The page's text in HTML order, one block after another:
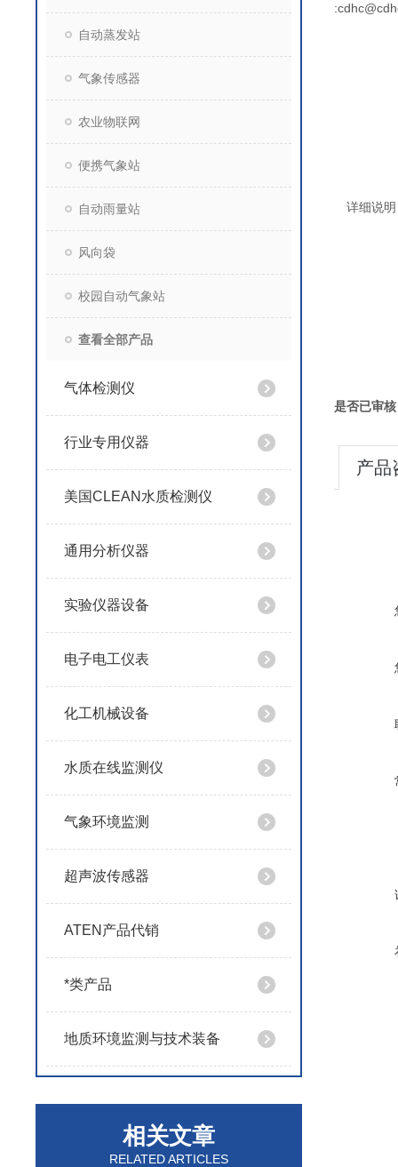
自动蒸发站
气象传感器
农业物联网
便携气象站
自动雨量站
风向袋
校园自动气象站
查看全部产品
气体检测仪
行业专用仪器
美国CLEAN水质检测仪
通用分析仪器
实验仪器设备
电子电工仪表
化工机械设备
水质在线监测仪
气象环境监测
超声波传感器
ATEN产品代销
*类产品
地质环境监测与技术装备
相关文章
RELATED ARTICLES
详细说
是否已审
产品